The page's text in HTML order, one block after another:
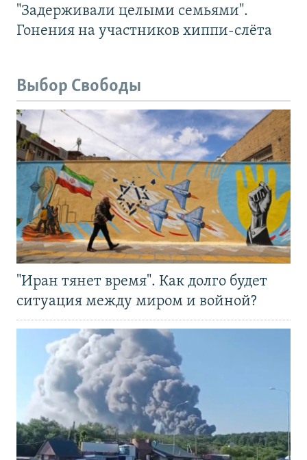
"Задерживали целыми семьями".
Гонения на участников хиппи-слёта
Выбор Свободы
"Иран тянет время". Как долго будет
ситуация между миром и войной?